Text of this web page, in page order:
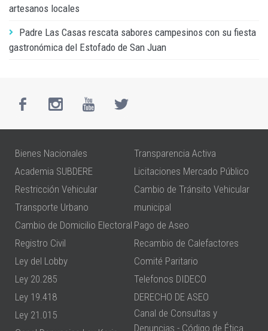
artesanos locales
Padre Las Casas rescata sabores campesinos con su fiesta
gastronómica del Estofado de San Juan
Bienes Nacionales
Academia SUBDERE
Restricción Vehicular
Transporte Urbano
Cambio de Domicilio Electoral
Registro Civil
Ley del Lobby
Ley 20.285
Ley 19.418
Ley 21.015
Transparencia Activa
Licitaciones Mercado Público
Cambio de Tránsito Vehicular
municipal
Pago de Aseo
Recambio de Calefactores
Comité Paritario
Telefonos DIDECO
DERECHO DE ASEO
Canal de Consultas y
Denuncias - Código de Ética